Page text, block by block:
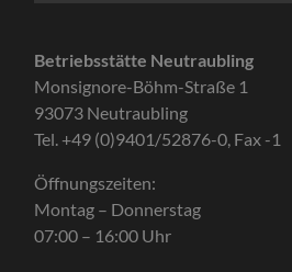
Betriebsstätte Neutraubling
Monsignore-Böhm-Straße 1
93073 Neutraubling
Tel. +49 (0)9401/52876-0, Fax -1
Öffnungszeiten:
Montag – Donnerstag
07:00 – 16:00 Uhr